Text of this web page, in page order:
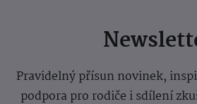
Pravidelný přísun novinek,
podpora pro rodiče i sdílení